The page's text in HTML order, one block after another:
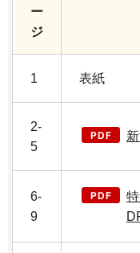
ー
ジ
1 表紙
2-
5
6-
9